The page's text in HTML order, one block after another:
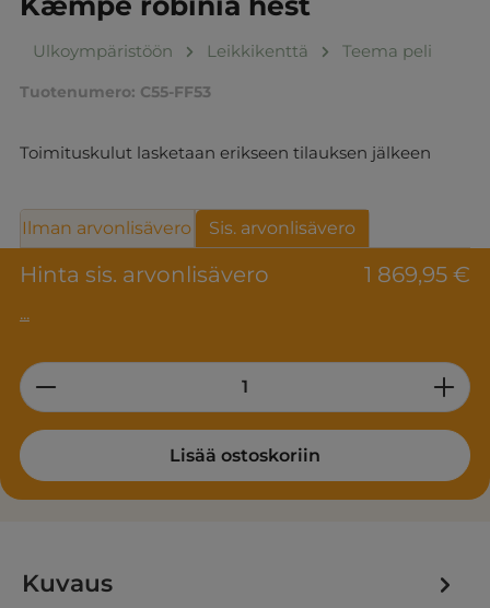
Ulkoympäristöön Leikkikenttä Teema peli
Tuotenumero: C55-FF53
Toimituskulut lasketaan erikseen tilauksen jälkeen
Hinta sis. arvonlisävero 1 869,95 €
...
Ilman arvonlisävero Sis. arvonlisävero
Product Quantity: Enter the desired
Lisää ostoskoriin
Kuvaus